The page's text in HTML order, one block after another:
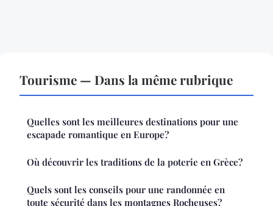
Tourisme — Dans la même rubrique
Quelles sont les meilleures destinations pour une
escapade romantique en Europe?
Où découvrir les traditions de la poterie en Grèce?
Quels sont les conseils pour une randonnée en
toute sécurité dans les montagnes Rocheuses?